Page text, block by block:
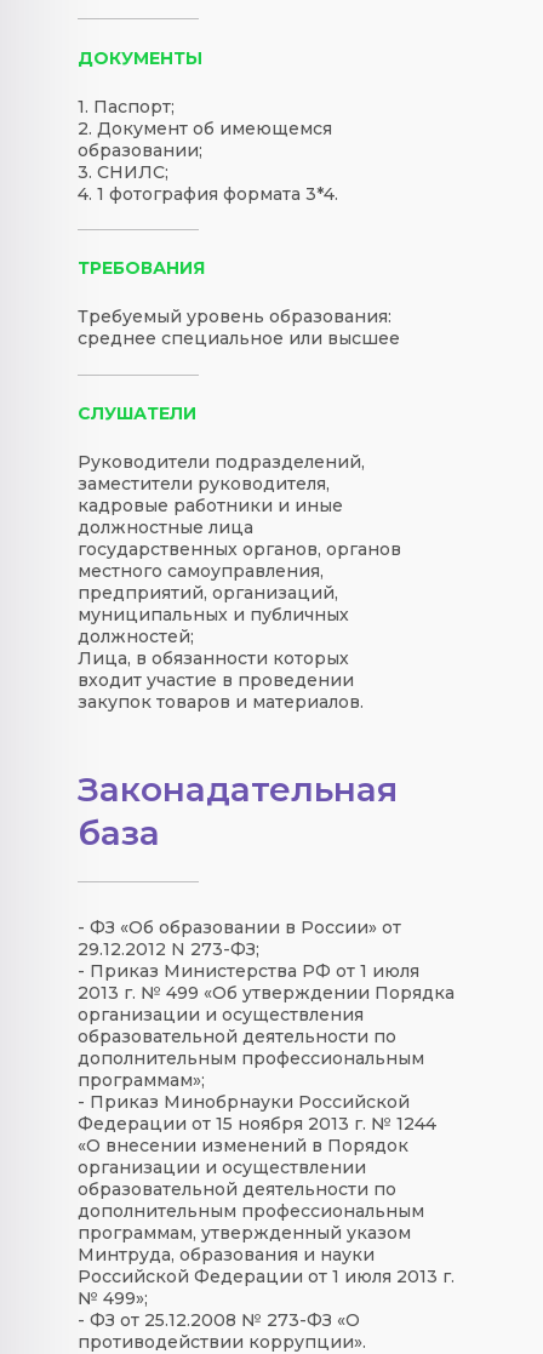
ДОКУМЕНТЫ
СЛУШАТЕЛИ
ТРЕБОВАНИЯ
1. Паспорт;
2. Документ об имеющемся
образовании;
3. СНИЛС;
4. 1 фотография формата 3*4.
Руководители подразделений,
заместители руководителя,
кадровые работники и иные
должностные лица
государственных органов, органов
местного самоуправления,
предприятий, организаций,
муниципальных и публичных
должностей;
Лица, в обязанности которых
входит участие в проведении
закупок товаров и материалов.
Требуемый уровень образования:
среднее специальное или высшее
Законадательная
база
- ФЗ «Об образовании в России» от
29.12.2012 N 273-ФЗ;
- Приказ Министерства РФ от 1 июля
2013 г. № 499 «Об утверждении Порядка
организации и осуществления
образовательной деятельности по
дополнительным профессиональным
программам»;
- Приказ Минобрнауки Российской
Федерации от 15 ноября 2013 г. № 1244
«О внесении изменений в Порядок
организации и осуществлении
образовательной деятельности по
дополнительным профессиональным
программам, утвержденный указом
Минтруда, образования и науки
Российской Федерации от 1 июля 2013 г.
№ 499»;
- ФЗ от 25.12.2008 № 273-ФЗ «О
противодействии коррупции».